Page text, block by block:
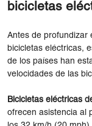
bicicletas
Antes de profundizar
bicicletas eléctricas,
de los países han
velocidades de las
Bicicletas eléctricas
ofrecen asistencia al